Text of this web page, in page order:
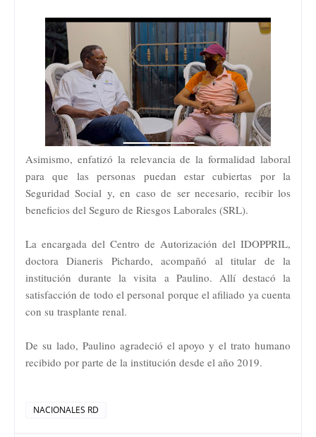
Asimismo, enfatizó la relevancia de la formalidad laboral
para que las personas puedan estar cubiertas por la
Seguridad Social y, en caso de ser necesario, recibir los
beneficios del Seguro de Riesgos Laborales (SRL).
La encargada del Centro de Autorización del IDOPPRIL,
doctora Dianeris Pichardo, acompañó al titular de la
institución durante la visita a Paulino. Allí destacó la
satisfacción de todo el personal porque el afiliado ya cuenta
con su trasplante renal.
De su lado, Paulino agradeció el apoyo y el trato humano
recibido por parte de la institución desde el año 2019.
NACIONALES RD